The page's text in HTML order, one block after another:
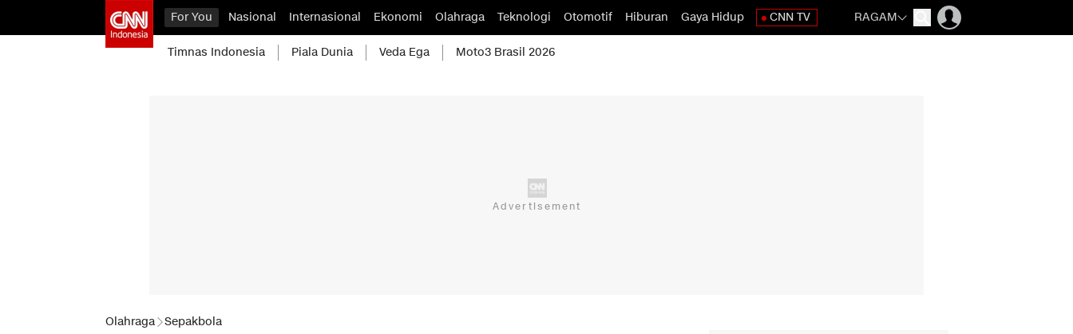
For You Nasional Internasional Ekonomi Olahraga Teknologi Otomotif Hiburan Gaya Hidup CNN TV RAGAM
Timnas Indonesia Piala Dunia Veda Ega Moto3 Brasil 2026
Olahraga Sepakbola